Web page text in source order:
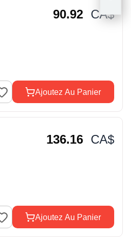
90.92 CA$
Ajoutez Au Panier
136.16 CA$
Ajoutez Au Panier